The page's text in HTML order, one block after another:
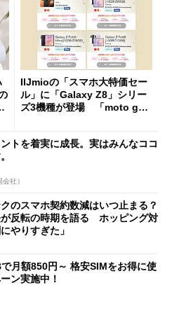
IIJmioの「スマホ大特価セー
ル」に「Galaxy Z8」シリー
ズ3機種が登場 「moto g37
トを着実に成長。実はみんなココ
社）
のスマホ契約数減はいつ止まる？
反転の時期を語る ホッピング対
やりすぎた」
月額850円～ 格安SIMをお得に使
ン実施中！